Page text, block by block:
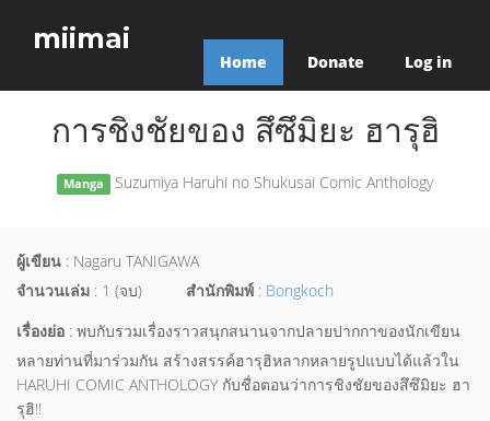
miimai
Home Donate Log in
การชิงชัยของ สึซึมิยะ ฮารุฮิ
Manga Suzumiya Haruhi no Shukusai Comic Anthology
ผู้เขียน : Nagaru TANIGAWA
จำนวนเล่ม : 1 (จบ) สำนักพิมพ์ : Bongkoch
เรื่องย่อ : พบกับรวมเรื่องราวสนุกสนานจากปลายปากกาของนักเขียน
หลายท่านที่มาร่วมกัน สร้างสรรค์ฮารุฮิหลากหลายรูปแบบได้แล้วใน
HARUHI COMIC ANTHOLOGY กับชื่อตอนว่าการชิงชัยของสึซึมิยะ ฮา
รุฮิ!!